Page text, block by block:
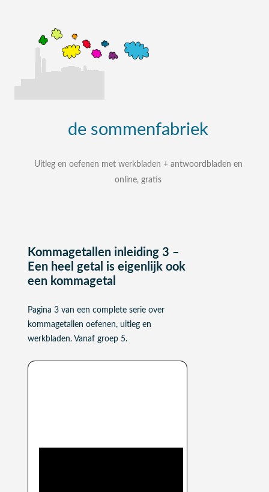
de sommenfabriek
Uitleg en oefenen met werkbladen + antwoordbladen en
online, gratis
Kommagetallen inleiding 3 –
Een heel getal is eigenlijk ook
een kommagetal
Pagina 3 van een complete serie over
kommagetallen oefenen, uitleg en
werkbladen. Vanaf groep 5.